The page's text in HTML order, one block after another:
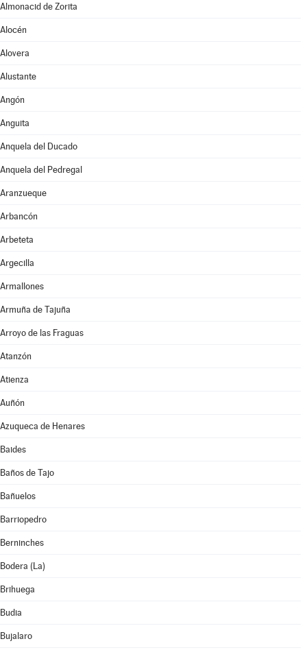
Almonacid de Zorita
Alocén
Alovera
Alustante
Angón
Anguita
Anquela del Ducado
Anquela del Pedregal
Aranzueque
Arbancón
Arbeteta
Argecilla
Armallones
Armuña de Tajuña
Arroyo de las Fraguas
Atanzón
Atienza
Auñón
Azuqueca de Henares
Baides
Baños de Tajo
Bañuelos
Barriopedro
Berninches
Bodera (La)
Brihuega
Budia
Bujalaro